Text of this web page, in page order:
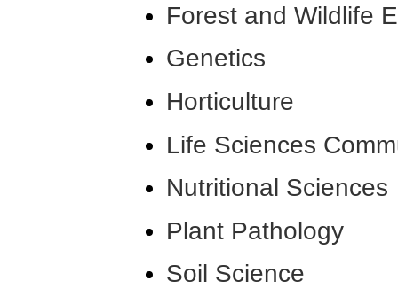
Forest and Wildlife
Genetics
Horticulture
Life Sciences
Nutritional Sciences
Plant Pathology
Soil Science